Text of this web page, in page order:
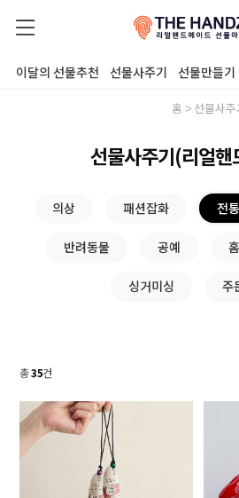
이달의 선물추천 선물사주기 선물만들기
홈 선물사
선물사주기(리얼핸
의상 패션잡화 전
반려동물 공예
싱거미싱 주
총35건